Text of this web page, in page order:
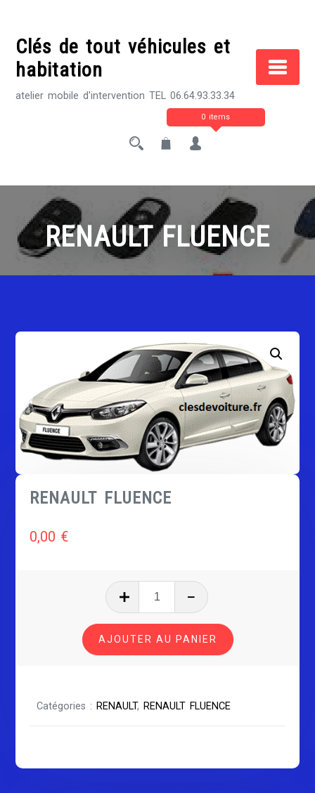
contentClés de tout véhicules et
habitation
atelier mobile d'intervention TEL 06.64.93.33.34
0 items
RENAULT FLUENCE
RENAULT FLUENCE
0,00 €
quantité
RENAULT
FLUENCE
AJOUTER AU PANIER
Catégories : RENAULT, RENAULT FLUENCE